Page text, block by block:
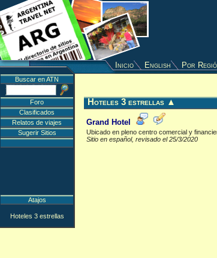
Inicio English Por
Hoteles 3 estrellas ▲
Grand Hotel
Ubicado en pleno centro comercial y
Sitio en español, revisado el 25/3/2020
Buscar en ATN
Foro
Clasificados
Relatos de viajes
Sugerir Sitios
Atajos
Hoteles 3 estrellas